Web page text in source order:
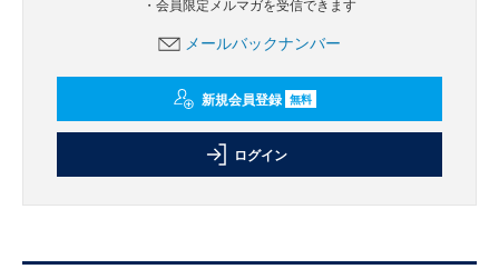
・会員限定メルマガを受信できます
メールバックナンバー
新規会員登録 無料
ログイン